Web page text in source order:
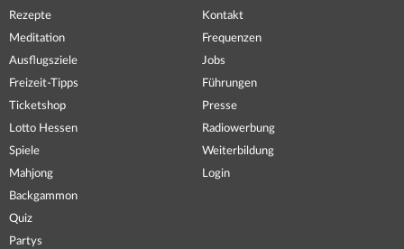
Rezepte
Meditation
Ausflugsziele
Freizeit-Tipps
Ticketshop
Lotto Hessen
Spiele
Mahjong
Backgammon
Quiz
Partys
Kontakt
Frequenzen
Jobs
Führungen
Presse
Radiowerbung
Weiterbildung
Login